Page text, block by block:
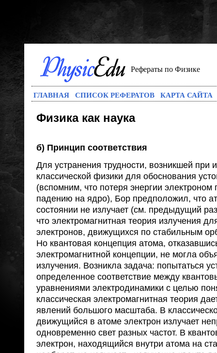
Рефераты по Физике
ГЛАВНАЯ СПИСОК РЕФЕРАТОВ КАРТА САЙТА
Физика как наука
б) Принцип соответствия
Для устранения трудности, возникшей при
классической физики для обоснования
(вспомним, что потеря энергии электроном
падению на ядро), Бор предположил, что
состоянии не излучает (см. предыдущий
что электромагнитная теория излучения
электронов, движущихся по стабильным
Но квантовая концепция атома,
электромагнитной концепции, не могла
излучения. Возникла задача: попытаться
определенное соответствие между
уравнениями электродинамики с целью
классическая электромагнитная теория
явлений большого масштаба. В
движущийся в атоме электрон излучает
одновременно свет разных частот. В
электрон, находящийся внутри атома на